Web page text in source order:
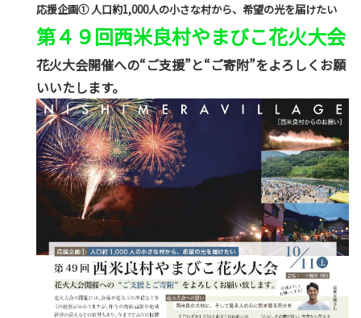
応援企画➀ 人口約1,000人の小さな村から、希望の光を届けたい
第４９回西米良村やまびこ花火大会
花火大会開催への“ご支援”と“ご寄附”をよろしくお願
いいたします。